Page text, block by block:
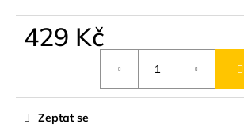
429 Kč
Zeptat se
e
m
e